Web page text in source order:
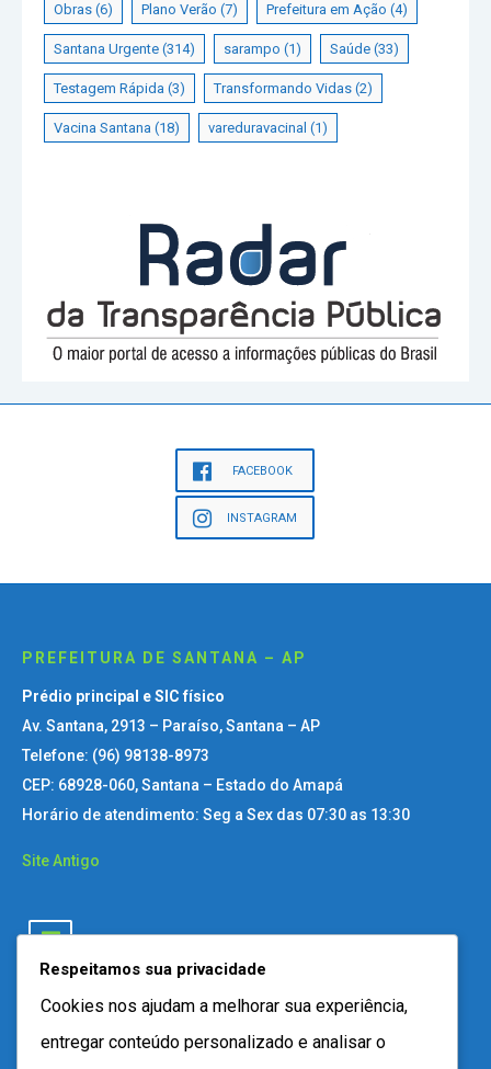
Obras (6) Plano Verão (7) Prefeitura em Ação (4)
Santana Urgente (314) sarampo (1) Saúde (33)
Testagem Rápida (3) Transformando Vidas (2)
Vacina Santana (18) vareduravacinal (1)
FACEBOOK
INSTAGRAM
PREFEITURA DE SANTANA – AP
Prédio principal e SIC físico
Av. Santana, 2913 – Paraíso, Santana – AP
Telefone: (96) 98138-8973
CEP: 68928-060, Santana – Estado do Amapá
Horário de atendimento: Seg a Sex das 07:30 as 13:30
Site Antigo
Respeitamos sua privacidade
Cookies nos ajudam a melhorar sua experiência,
entregar conteúdo personalizado e analisar o